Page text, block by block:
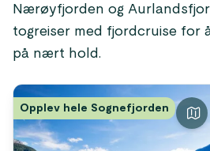
Nærøyfjorden og
togreiser med fjordcruise for
på nært hold.
Opplev hele Sognefjorden